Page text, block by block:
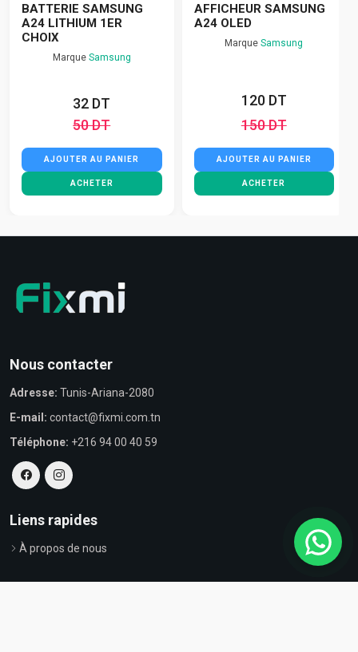
BATTERIE SAMSUNG
A24 LITHIUM 1ER
CHOIX
Marque Samsung
32 DT
50 DT
AJOUTER AU PANIER
ACHETER
AFFICHEUR SAMSUNG
A24 OLED
MarqueSamsung
120 DT
150 DT
AJOUTER AU PANIER
ACHETER
Nous contacter
Adresse: Tunis-Ariana-2080
E-mail: contact@fixmi.com.tn
Téléphone: +216 94 00 40 59
Liens rapides
À propos de nous